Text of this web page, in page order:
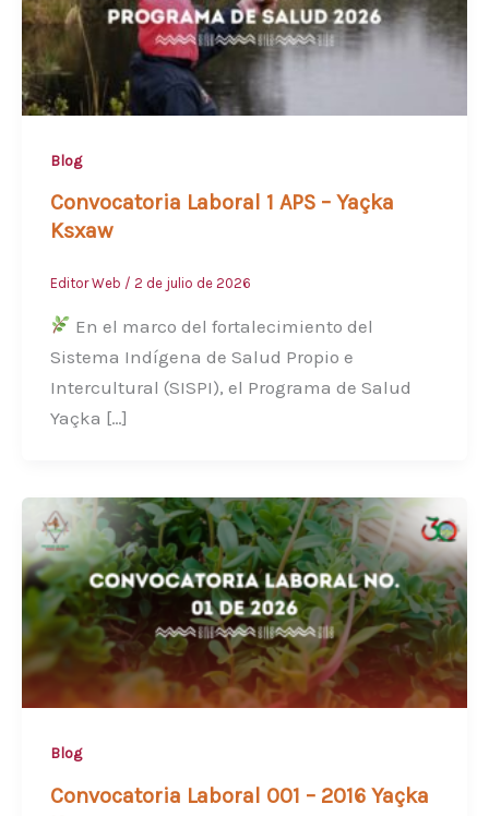
Blog
Convocatoria Laboral 1 APS – Yaçka
Ksxaw
Editor Web / 2 de julio de 2026
En el marco del fortalecimiento del
Sistema Indígena de Salud Propio e
Intercultural (SISPI), el Programa de Salud
Yaçka […]
Blog
Convocatoria Laboral 001 – 2016 Yaçka